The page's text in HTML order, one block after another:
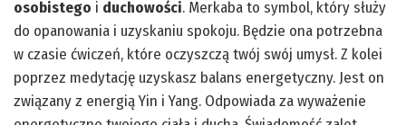
osobistego i duchowości. Merkaba to symbol, który służy
do opanowania i uzyskaniu spokoju. Będzie ona potrzebna
w czasie ćwiczeń, które oczyszczą twój swój umysł. Z kolei
poprzez medytację uzyskasz balans energetyczny. Jest on
związany z energią Yin i Yang. Odpowiada za wyważenie